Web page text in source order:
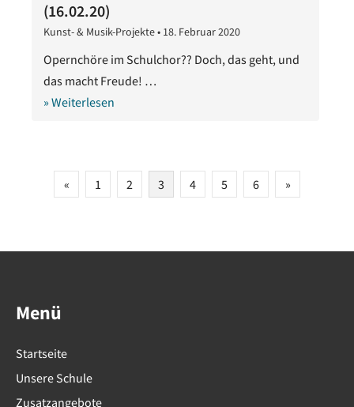
(16.02.20)
Kunst- & Musik-Projekte• 18. Februar 2020
2020
Opernchöre im Schulchor?? Doch, das geht, und
das macht Freude! …
» Weiterlesen
Seitennummerierung
« 1 2 3 4 5 6 »
Menü
Startseite
Unsere Schule
Zusatzangebote